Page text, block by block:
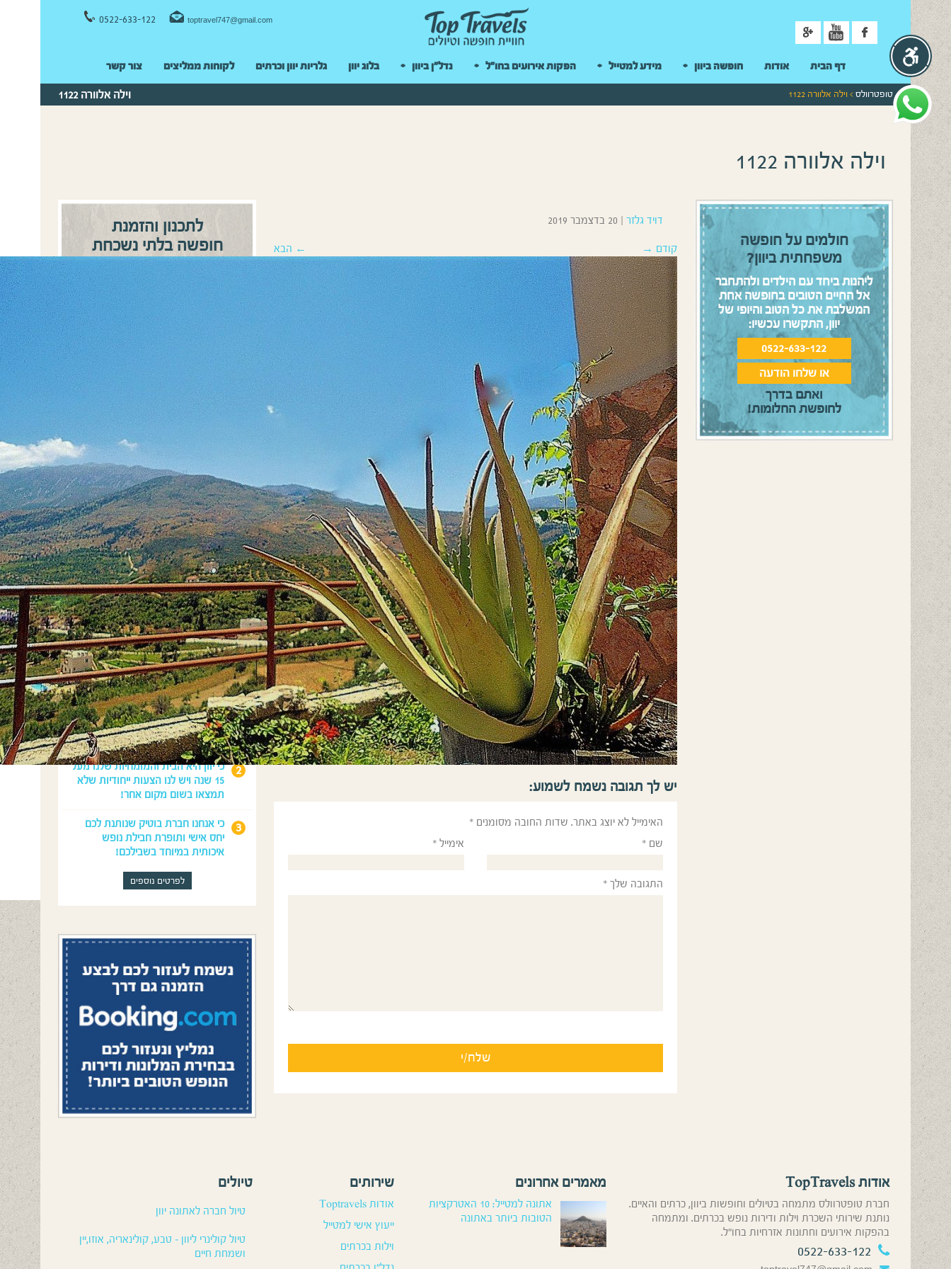
0522-633-122 toptravel747@gmail.com
דף הבית אודות חופשה ביוון מידע למטייל הפקות אירועים בחו"ל נדל"ן ביוון בלוג יוון גלריות יוון וכרתים לקוחות ממליצים צור קשר
טופטרוולס > וילה אלוורה 1122 וילה אלוורה 1122
וילה אלוורה 1122
לתכנון והזמנת
חופשה בלתי נשכחת
התקשרו: 0522-633122 או
השאירו פרטים ונחזור אליכם
טלפון
מדוע לנפוש איתנו?
כי נדאג לכל מה שצריך לחופשה
המושלמת שלכם: טיסות, השכרת
רכב, לינה וטיולים.
כי יוון היא הבית והמומחיות שלנו מעל
15 שנה ויש לנו הצעות ייחודיות שלא
תמצאו בשום מקום אחר!
כי אנחנו חברת בוטיק שנותנת לכם
יחס אישי ותופרת חבילת נופש
איכותית במיוחד בשבילכם!
לפרטים נוספים
דויד גלזר 20 בדצמבר 2019
קודם → ← הבא
יש לך תגובה נשמח לשמוע:
האימייל לא יוצג באתר. שדות החובה מסומנים *
שם * אימייל *
התגובה שלך *
חולמים על חופשה
משפחתית ביוון?
ליהנות ביחד עם הילדים ולהתחבר
אל החיים הטובים בחופשה אחת
המשלבת את כל הטוב והיופי של
יוון, התקשרו עכשיו:
0522-633-122
או שלחו הודעה
ואתם בדרך
לחופשת החלומות!
טיולים
טיול חברה לאתונה יוון
טיול קולינרי ליוון – טבע, קולינאריה, אוזו,יין
ושמחת חיים
שירותים
אודות Toptravels
ייעוץ אישי למטייל
וילות בכרתים
מאמרים אחרונים
אתונה למטייל: 10 האטרקציות
הטובות ביותר באתונה
אודות TopTravels
חברת טופטרוולס מתמחה בטיולים וחופשות ביוון, כרתים והאיים.
נותנת שירותי השכרת וילות ודירות נופש בכרתים. ומתמחה
בהפקות אירועים וחתונות אזרחיות בחו”ל.
0522-633-122